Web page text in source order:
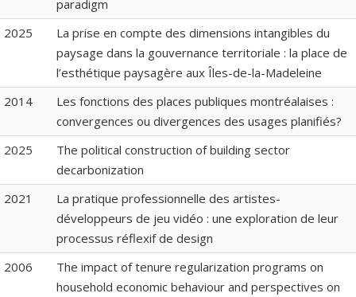
paradigm
2025
La prise en compte des dimensions intangibles du
paysage dans la gouvernance territoriale : la place de
l’esthétique paysagère aux Îles-de-la-Madeleine
2014
Les fonctions des places publiques montréalaises :
convergences ou divergences des usages planifiés?
2025
The political construction of building sector
decarbonization
2021
La pratique professionnelle des artistes-
développeurs de jeu vidéo : une exploration de leur
processus réflexif de design
2006
The impact of tenure regularization programs on
household economic behaviour and perspectives on